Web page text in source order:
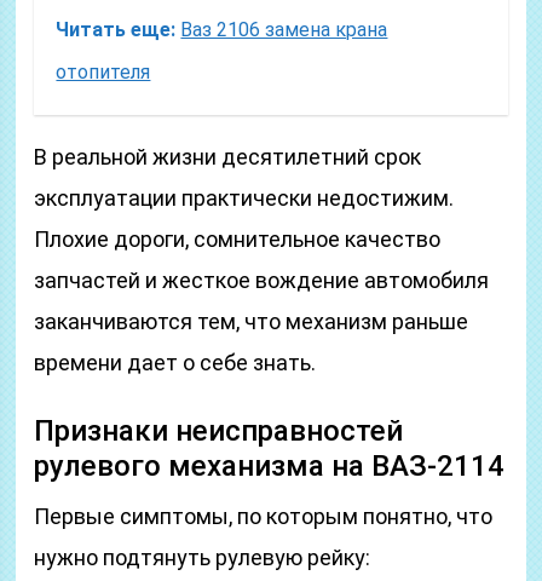
Читать еще: Ваз 2106 замена крана
отопителя
В реальной жизни десятилетний срок
эксплуатации практически недостижим.
Плохие дороги, сомнительное качество
запчастей и жесткое вождение автомобиля
заканчиваются тем, что механизм раньше
времени дает о себе знать.
Признаки неисправностей
рулевого механизма на ВАЗ-2114
Первые симптомы, по которым понятно, что
нужно подтянуть рулевую рейку: